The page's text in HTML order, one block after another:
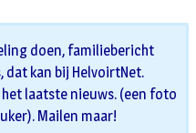
doen, familiebericht
kan bij HelvoirtNet.
laatste nieuws. (een foto
Mailen maar!